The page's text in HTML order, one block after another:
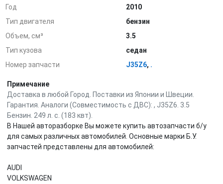
Год
2010
Тип двигателя
бензин
Объем, см³
3.5
Тип кузова
седан
Номер запчасти
J35Z6, .
Примечание
Доставка в любой Город. Поставки из Японии и Швеции.
Гарантия. Аналоги (Совместимость с ДВС): , J35Z6. 3.5
Бензин. 249 л. с. (183 квт).
В Нашей авторазборке Вы можете купить автозапчасти б/у
для самых различных автомобилей. Основные марки Б.У.
запчастей представлены для автомобилей:
AUDI
VOLKSWAGEN